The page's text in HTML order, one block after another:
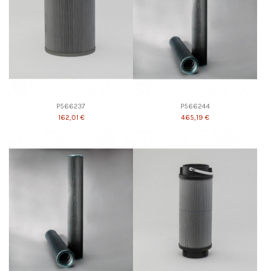
P566237
162,01 €
P566244
465,19 €